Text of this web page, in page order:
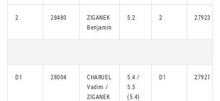
2 28480
ZIGANEK
Benjamin
5.2 2 27923
D1 28004
CHARUEL
Vadim /
ZIGANEK
5.4 /
5.5
(5.4)
D1 27921